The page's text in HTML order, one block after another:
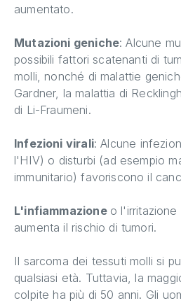
aumentato.
Mutazioni geniche: Alcune
possibili fattori scatenanti di
molli, nonché di malattie
Gardner, la malattia di
di Li-Fraumeni.
Infezioni virali: Alcune
l'HIV) o disturbi (ad esempio
immunitario) favoriscono il
L'infiammazione o
aumenta il rischio di tumori.
Il sarcoma dei tessuti molli si
qualsiasi età. Tuttavia, la
colpite ha più di 50 anni. Gli